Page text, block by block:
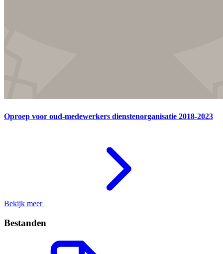
Oproep voor oud-medewerkers dienstenorganisatie 2018-2023
Bekijk meer
Bestanden